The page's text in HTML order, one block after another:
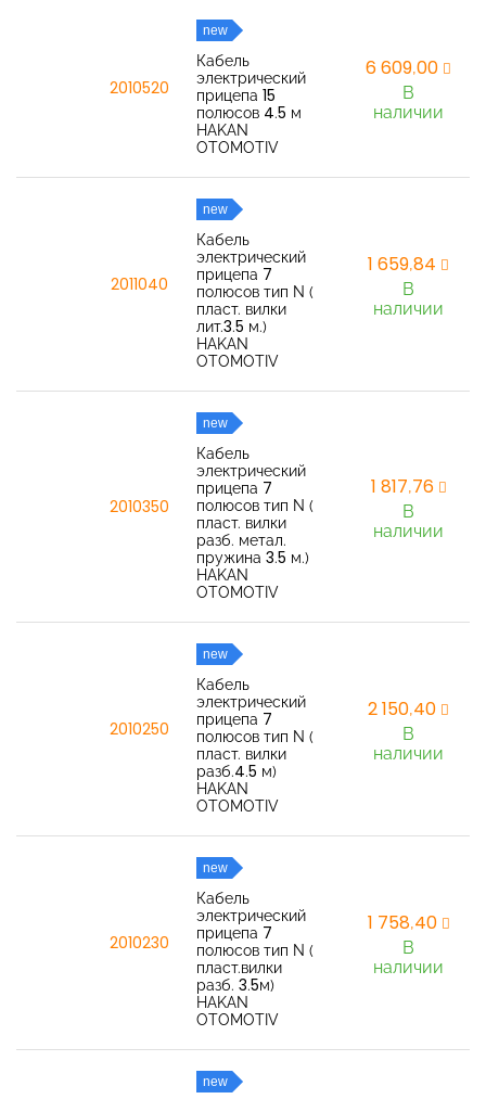
2010520
new
Кабель
электрический
прицепа 15
полюсов 4.5 м
HAKAN
OTOMOTIV
6 609,00
В
наличии
2011040
new
Кабель
электрический
прицепа 7
полюсов тип N (
пласт. вилки
лит.3.5 м.)
HAKAN
OTOMOTIV
1 659,84
В
наличии
2010350
new
Кабель
электрический
прицепа 7
полюсов тип N (
пласт. вилки
разб. метал.
пружина 3.5 м.)
HAKAN
OTOMOTIV
1 817,76
В
наличии
2010250
new
Кабель
электрический
прицепа 7
полюсов тип N (
пласт. вилки
разб.4.5 м)
HAKAN
OTOMOTIV
2 150,40
В
наличии
2010230
new
Кабель
электрический
прицепа 7
полюсов тип N (
пласт.вилки
разб. 3.5м)
HAKAN
OTOMOTIV
1 758,40
В
наличии
new